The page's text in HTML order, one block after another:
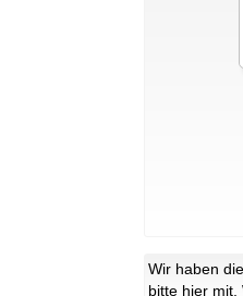
Wir haben
bitte hier mit.